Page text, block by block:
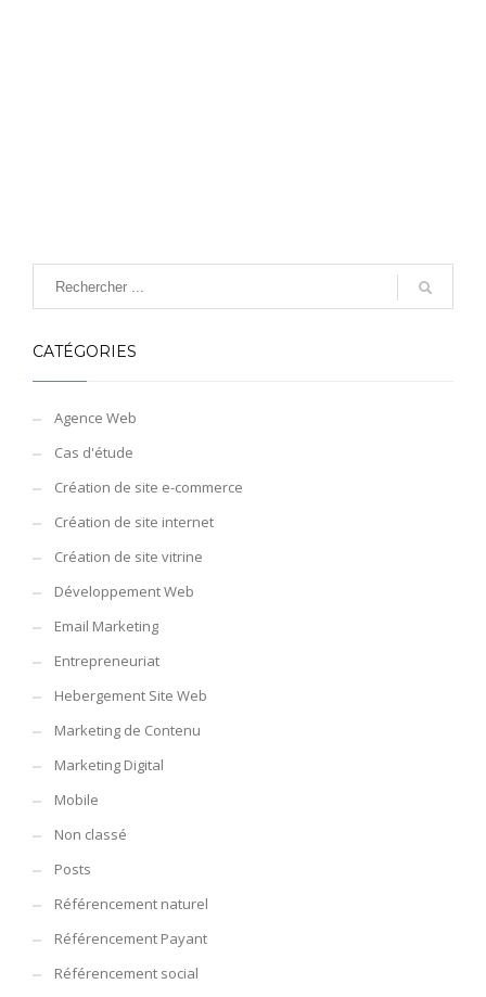
CATÉGORIES
Agence Web
Cas d'étude
Création de site e-commerce
Création de site internet
Création de site vitrine
Développement Web
Email Marketing
Entrepreneuriat
Hebergement Site Web
Marketing de Contenu
Marketing Digital
Mobile
Non classé
Posts
Référencement naturel
Référencement Payant
Référencement social